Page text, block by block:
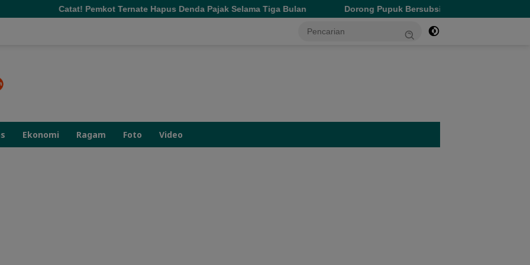
Ternate Hapus Denda Pajak Selama Tiga Bulan Dorong Pupuk Bersubsidi Tepat Sasaran, Wagub Malut Tekankan
Ekonomi Ragam Foto Video